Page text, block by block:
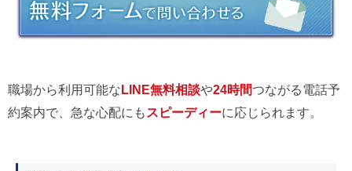
職場から利用可能なLINE無料相談や24時間つながる電話予
約案内で、急な心配にも スピーディーに応じられます。